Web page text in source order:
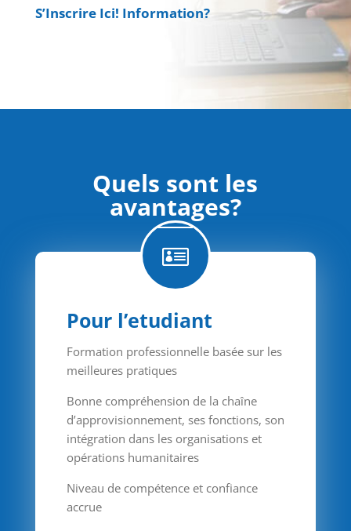
S’Inscrire Ici! Information?
Quels sont les
avantages?

Pour l’etudiant
Formation professionnelle basée sur les
meilleures pratiques
Bonne compréhension de la chaîne
d’approvisionnement, ses fonctions, son
intégration dans les organisations et
opérations humanitaires
Niveau de compétence et confiance
accrue